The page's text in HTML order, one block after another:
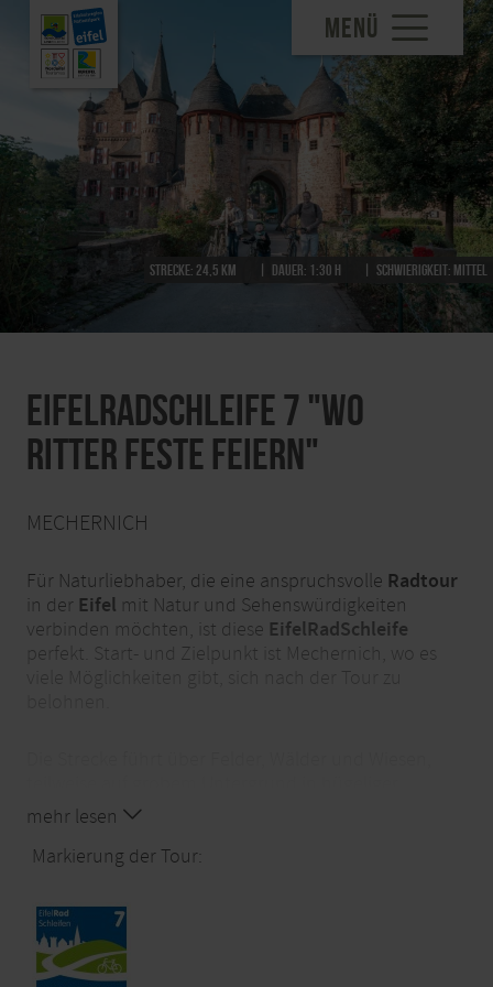
MENÜ
Strecke: 24,5 km Dauer: 1:30 h Schwierigkeit: mittel
EifelRadSchleife 7 "Wo
Ritter Feste feiern"
MECHERNICH
Für Naturliebhaber, die eine anspruchsvolle Radtour
in der Eifel mit Natur und Sehenswürdigkeiten
verbinden möchten, ist diese EifelRadSchleife
perfekt. Start- und Zielpunkt ist Mechernich, wo es
Topografie. Es erwartet Sie eine abwechslungsreiche
Genießen der Aussicht ein.
Auf halber Strecke liegt
Gastronomie und einer Burgbäckerei ideal als
Pausenort in mittelalterlicher Atmosphäre dient. Ein
mehr lesen
Markierung der Tour: